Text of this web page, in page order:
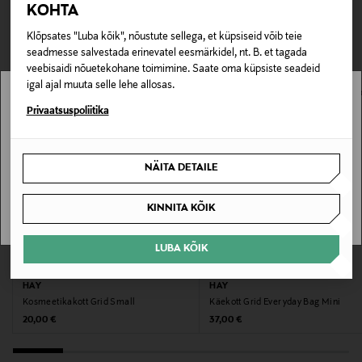
KOHTA
Klõpsates "Luba kõik", nõustute sellega, et küpsiseid võib teie
seadmesse salvestada erinevatel eesmärkidel, nt. B. et tagada
veebisaidi nõuetekohane toimimine. Saate oma küpsiste seadeid
igal ajal muuta selle lehe allosas.
Privaatsuspoliitika
NÄITA DETAILE
KINNITA KÕIK
LUBA KÕIK
Tootenumber
178044417
Materjal
50% linane, 50% puuvill
Masinpesu vastavalt toote pesemisjuhistele
CASHMERE/MOCHA/INDIGO BLUE
H:70 x W:50 x D: CM
Tarnimine pakiautomaati või postkontorisse
TEISED KLIENDID
VAATASID KA
HAY
Kosmeetikakott Grid Small
Original Price
20,00 €
HAY
Käekott Grid Everyday Bag Mini
Original Price
37,00 €
Stockmann pole Sinu riigis saadaval.
SAAN ARU